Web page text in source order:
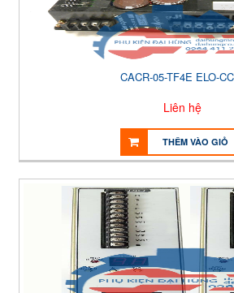
CACR-05-TF4E ELO-
Liên hệ
THÊM VÀO GIỎ